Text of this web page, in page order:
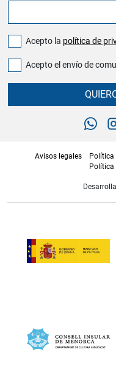
Acepto la política de
Acepto el envío de
Avisos legales Política
Política